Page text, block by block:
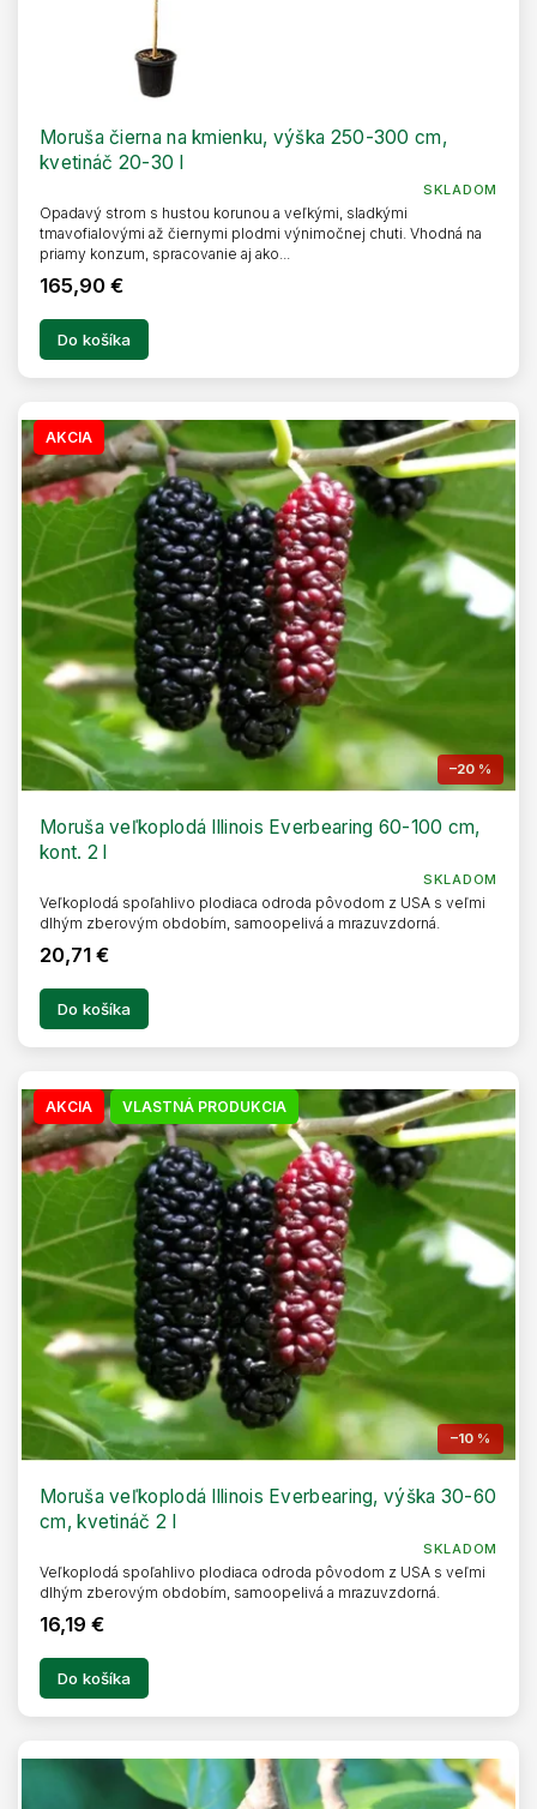
Moruša čierna na kmienku, výška 250-300 cm,
kvetináč 20-30 l
SKLADOM
165,90 €
Do košíka
Opadavý strom s hustou korunou a veľkými, sladkými
tmavofialovými až čiernymi plodmi výnimočnej chuti. Vhodná na
priamy konzum, spracovanie aj ako...
AKCIA
–20 %
Moruša veľkoplodá Illinois Everbearing 60-100 cm,
kont. 2 l
SKLADOM
20,71 €
Do košíka
Veľkoplodá spoľahlivo plodiaca odroda pôvodom z USA s veľmi
dlhým zberovým obdobím, samoopelivá a mrazuvzdorná.
AKCIA VLASTNÁ PRODUKCIA
–10 %
Moruša veľkoplodá Illinois Everbearing, výška 30-60
cm, kvetináč 2 l
SKLADOM
16,19 €
Do košíka
Veľkoplodá spoľahlivo plodiaca odroda pôvodom z USA s veľmi
dlhým zberovým obdobím, samoopelivá a mrazuvzdorná.